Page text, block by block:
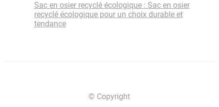
Sac en osier recyclé écologique : Sac en osier
recyclé écologique pour un choix durable et
tendance
© Copyright